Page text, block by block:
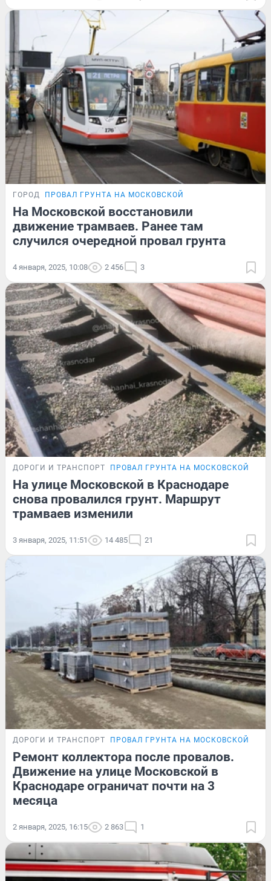
ГОРОД ПРОВАЛ ГРУНТА НА МОСКОВСКОЙ
На Московской восстановили
движение трамваев. Ранее там
случился очередной провал грунта
4 января, 2025, 10:08 2 456 3
ДОРОГИ И ТРАНСПОРТ ПРОВАЛ ГРУНТА НА МОСКОВСКОЙ
На улице Московской в Краснодаре
снова провалился грунт. Маршрут
трамваев изменили
3 января, 2025, 11:51 14 485 21
ДОРОГИ И ТРАНСПОРТ ПРОВАЛ ГРУНТА НА МОСКОВСКОЙ
Ремонт коллектора после провалов.
Движение на улице Московской в
Краснодаре ограничат почти на 3
месяца
2 января, 2025, 16:15 2 863 1